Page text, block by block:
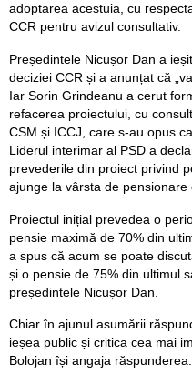
adoptarea acestuia, cu
CCR pentru avizul consultativ.
Președintele Nicușor Dan a
deciziei CCR și a anunțat că
Iar Sorin Grindeanu a cerut
refacerea proiectului, cu
CSM și ICCJ, care s-au opus
Liderul interimar al PSD a
prevederile din proiect privind
ajunge la vârsta de pensionare
Proiectul inițial prevedea o
pensie maximă de 70% din
a spus că acum se poate
și o pensie de 75% din ultimul
președintele Nicușor Dan.
Chiar în ajunul asumării
ieșea public și critica cea mai
Bolojan își angaja răspunderea: